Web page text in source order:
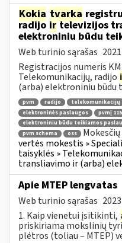
Kokia tvarka
radijo irtelevizijos
elektroniniu būdu
Web turinio sąrašas
Registracijos numeris
Telekomunikacijų, radijo
(arba) elektroniniu būdu
pvm radijo telekomunikacijų
elektroninės paslaugos
pvmį
elektroniniu būdu teikiamos
pvm schema
oss
vertės mokestis »
taisyklės »
transliavimo ir (arba)
Apie MTEP lengvatas
Web turinio sąrašas
1. Kaip vienetui įsitikinti,
priskiriama mokslinių
plėtros (toliau – MTEP)